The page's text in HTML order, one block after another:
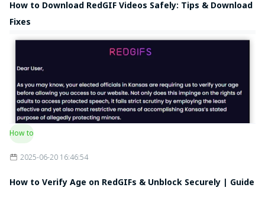
How to Download RedGIF Videos Safely: Tips & Download
Fixes
How to
2025-06-20 16:46:54
How to Verify Age on RedGIFs & Unblock Securely | Guide